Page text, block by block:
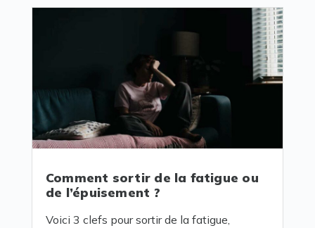
Comment sortir de la fatigue ou
de l’épuisement ?
Voici 3 clefs pour sortir de la fatigue,